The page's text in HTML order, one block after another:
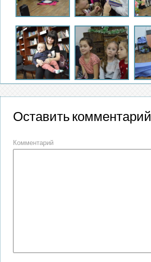
Оставить комментарий
Комментарий